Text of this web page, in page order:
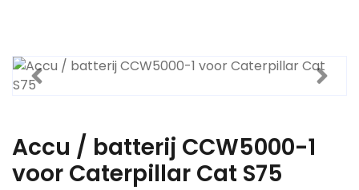
Accu / batterij CCW5000-1
voor Caterpillar Cat S75